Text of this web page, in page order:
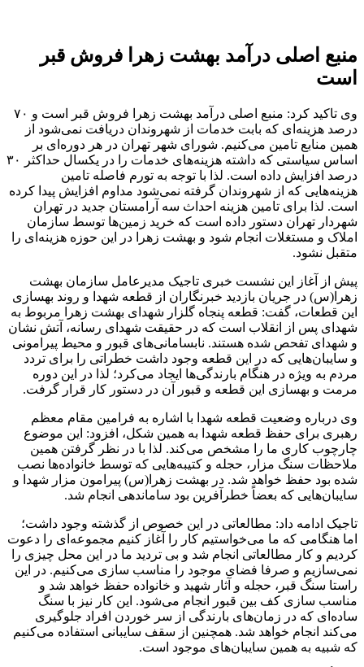
منبع اصلی درآمد بهشت زهرا فروش قبر
است
وی تاکید کرد: منبع اصلی درآمد بهشت زهرا فروش قبر است و ۷۰
درصد هزینه‌ای که بابت خدمات از شهروندان دریافت نمی‌شود از
همین منابع تامین می‌کنیم. شورای شهر تهران در هر دوره‌ای بر
اساس سیاستی که داشته هزینه‌های خدمات را در یکسال حداکثر ۳۰
درصد افزایش داده است. لذا با توجه به تورم فاصله تامین
هزینه‌هایی که از شهروندان گرفته نمی‌شود مداوم افزایش پیدا کرده
است. لذا برای تامین هزینه احداث سه آرامستان جدید در تهران
شهردار تهران دستور داده است که خرید زمین‌ها توسط سازمان
املاک و مستغلات انجام شود و بهشت زهرا در این حوزه هزینه‌ای را
متقبل نشود.
پیش از آغاز این نشست خبری تاجیک مدیرعامل سازمان بهشت
زهرا(س) در جریان بازدید خبرنگاران از قطعه شهدا و روند بهسازی
این قطعات، گفت: قطعه پنجاه گلزار شهدای بهشت زهرا مربوط به
شهدای پس از انقلاب است که در حقیقت شهدای رسانه، آتش نشان
و شهدای تفحص شده هستند. نابسامانی‌های قبور و محیط پیرامونی
و سایبان‌هایی که در این قطعه وجود داشت خطراتی را برای تردد
مردم به ویژه در هنگام بارندگی‌ها ایجاد می‌کرد؛ لذا در این دوره
مرمت و بهسازی این قطعه و قبور آن در دستور کار قرار گرفت.
وی درباره وضعیت قطعه شهدا با اشاره به فرامین مقام معظم
رهبری برای حفظ قطعه شهدا به همین شکل، افزود: این موضوع
چارچوب کاری ما را مشخص می‌کند. لذا با در نظر گرفتن همین
ملاحظات سنگ مزار، حجله و کتیبه‌هایی که توسط خانواده‌ها نصب
شده بود حفظ خواهد شد. در بهشت زهرا(س) پیرامون مزار شهدا و
سایبان‌هایی که بعضاً خطرآفرین بود ساماندهی انجام شد.
تاجیک ادامه داد: مطالعاتی در این خصوص از گذشته وجود داشت؛
اما هنگامی که ما می‌خواستیم کار را آغاز کنیم مجموعه‌ای را دعوت
کردیم و کار مطالعاتی انجام شد و بی تردید ما در این محل چیزی را
نمی‌سازیم و صرفا فضای موجود را مناسب سازی می‌کنیم. در این
راستا سنگ قبر، حجله و آثار شهید و خانواده حفظ خواهد شد و
مناسب سازی کف بین قبور انجام می‌شود. این کار نیز با سنگ
ساده‌ای که در زمان‌های بارندگی از سر خوردن افراد جلوگیری
می‌کند انجام خواهد شد. همچنین از سقف سایبانی استفاده می‌کنیم
که شبیه به همین سایبان‌های موجود است.